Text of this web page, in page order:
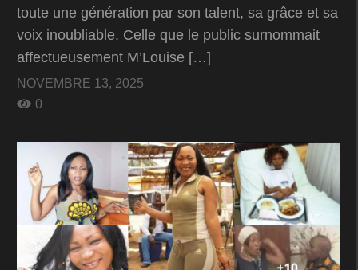
toute une génération par son talent, sa grâce et sa
voix inoubliable. Celle que le public surnommait
affectueusement M’Louise […]
NOVEMBRE 13, 2025
0